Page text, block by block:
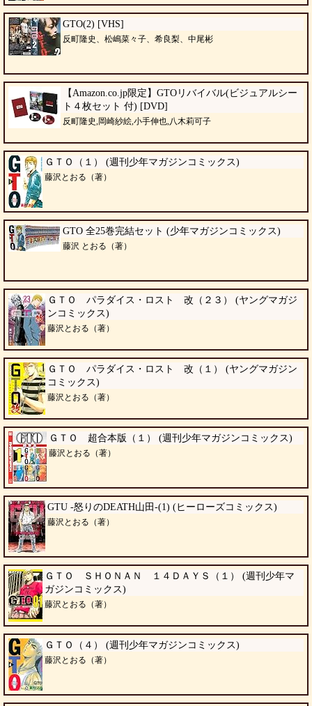
GTO(2) [VHS]
反町隆史、松嶋菜々子、希良梨、中尾彬
【Amazon.co.jp限定】GTOリバイバル(ビジュアルシー
ト４枚セット 付) [DVD]
反町隆史,岡崎紗絵,小手伸也,八木莉可子
ＧＴＯ（１） (週刊少年マガジンコミックス)
藤沢とおる（著）
GTO 全25巻完結セット (少年マガジンコミックス)
藤沢 とおる（著）
ＧＴＯ パラダイス・ロスト 改（２３） (ヤングマガジ
ンコミックス)
藤沢とおる（著）
ＧＴＯ パラダイス・ロスト 改（１） (ヤングマガジン
コミックス)
藤沢とおる（著）
ＧＴＯ 超合本版（１） (週刊少年マガジンコミックス)
藤沢とおる（著）
GTU -怒りのDEATH山田-(1) (ヒーローズコミックス)
藤沢とおる（著）
ＧＴＯ ＳＨＯＮＡＮ １４ＤＡＹＳ（１） (週刊少年マ
ガジンコミックス)
藤沢とおる（著）
ＧＴＯ（４） (週刊少年マガジンコミックス)
藤沢とおる（著）